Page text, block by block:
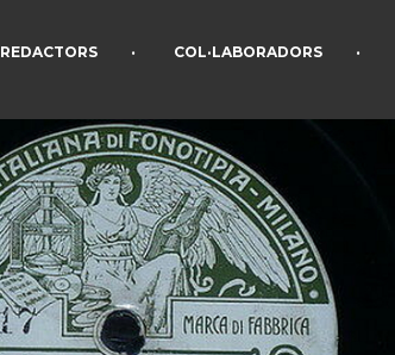
REDACTORS • COL·LABORADORS •